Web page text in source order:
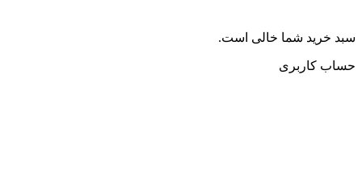
سبد خرید شما خالی است.
حساب کاربری